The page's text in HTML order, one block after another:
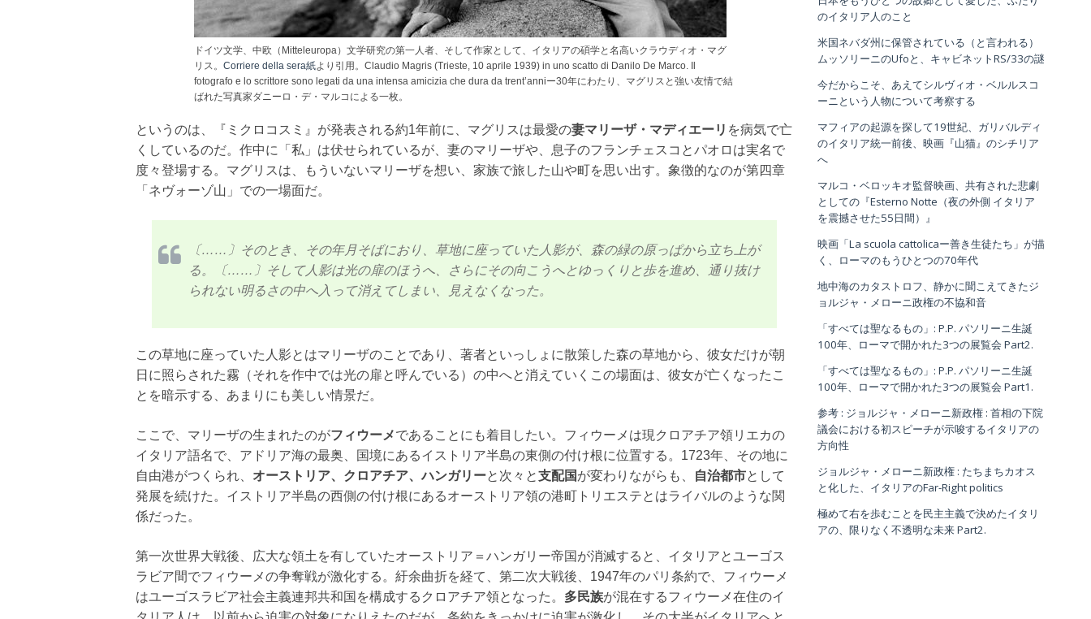
ドイツ文学、中欧（Mitteleuropa）文学研究の第一人者、そして作家として、イタリアの碩学と名高いクラウディオ・マグ
リス。 Corriere della sera紙より引用。Claudio Magris (Trieste, 10 aprile 1939) in uno scatto di Danilo De Marco. Il
fotografo e lo scrittore sono legati da una intensa amicizia che dura da trent’anniー30年にわたり、マグリスと強い友情で結
ばれた写真家ダニーロ・デ・マルコによる一枚。
というのは、『ミクロコスミ』が発表される約1年前に、マグリスは最愛の妻マリーザ・マディエーリ を病気で亡
くしているのだ。作中に「私」は伏せられているが、妻のマリーザや、息子のフランチェスコとパオロは実名で
度々登場する。マグリスは、もういないマリーザを想い、家族で旅した山や町を思い出す。象徴的なのが第四章
「ネヴォーゾ山」での一場面だ。
〔……〕そのとき、その年月そばにおり、草地に座っていた人影が、森の緑の原っぱから立ち上が
る。〔……〕そして人影は光の扉のほうへ、さらにその向こうへとゆっくりと歩を進め、通り抜け
られない明るさの中へ入って消えてしまい、見えなくなった。
この草地に座っていた人影とはマリーザのことであり、著者といっしょに散策した森の草地から、彼女だけが朝
日に照らされた霧（それを作中では光の扉と呼んでいる）の中へと消えていくこの場面は、彼女が亡くなったこ
とを暗示する、あまりにも美しい情景だ。
ここで、マリーザの生まれたのがフィウーメであることにも着目したい。フィウーメは現クロアチア領リエカの
イタリア語名で、アドリア海の最奥、国境にあるイストリア半島の東側の付け根に位置する。1723年、その地に
自由港がつくられ、 オーストリア、クロアチア、ハンガリーと次々と支配国が変わりながらも、 自治都市として
発展を続けた。イストリア半島の西側の付け根にあるオーストリア領の港町トリエステとはライバルのような関
係だった。
第一次世界大戦後、広大な領土を有していたオーストリア＝ハンガリー帝国が消滅すると、イタリアとユーゴス
ラビア間でフィウーメの争奪戦が激化する。紆余曲折を経て、第二次大戦後、1947年のパリ条約で、フィウーメ
はユーゴスラビア社会主義連邦共和国を構成するクロアチア領となった。 多民族が混在するフィウーメ在住のイ
のイタリア人のこと
米国ネバダ州に保管されている（と言われる）
ムッソリーニのUfoと、キャビネットRS/33の謎
今だからこそ、あえてシルヴィオ・ベルルスコ
ーニという人物について考察する
マフィアの起源を探して19世紀、ガリバルディ
のイタリア統一前後、映画『山猫』のシチリア
へ
マルコ・ベロッキオ監督映画、共有された悲劇
としての『Esterno Notte（夜の外側 イタリア
を震撼させた55日間）』
映画「La scuola cattolicaー善き生徒たち」が描
く、ローマのもうひとつの70年代
地中海のカタストロフ、静かに聞こえてきたジ
ョルジャ・メローニ政権の不協和音
「すべては聖なるもの」: P.P. パソリーニ生誕
100年、ローマで開かれた3つの展覧会 Part2.
「すべては聖なるもの」: P.P. パソリーニ生誕
100年、ローマで開かれた3つの展覧会 Part1.
参考 : ジョルジャ・メローニ新政権 : 首相の下院
議会における初スピーチが示唆するイタリアの
方向性
ジョルジャ・メローニ新政権 : たちまちカオス
と化した、イタリアのFar-Right politics
極めて右を歩むことを民主主義で決めたイタリ
アの、限りなく不透明な未来 Part2.